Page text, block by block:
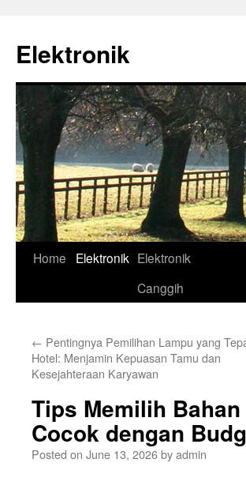
content
Elektronik
Home Elektronik Elektronik
Canggih
← Pentingnya Pemilihan Lampu yang
Hotel: Menjamin Kepuasan Tamu dan
Kesejahteraan Karyawan
Tips Memilih
Cocok dengan
Posted on June 13, 2026byadmin